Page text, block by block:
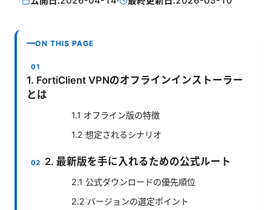
ON THIS PAGE
1. FortiClient VPNのオフラインインストーラー
とは
1.1 オフライン版の特徴
1.2 想定されるシナリオ
2. 最新版を手に入れるための公式ルート
2.1 公式ダウンロードの優先順位
2.2 バージョンの選定ポイント